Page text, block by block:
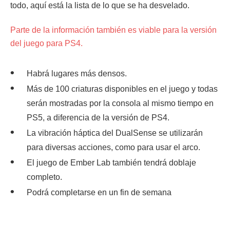
todo, aquí está la lista de lo que se ha desvelado.
Parte de la información también es viable para la versión
del juego para PS4.
Habrá lugares más densos.
Más de 100 criaturas disponibles en el juego y todas
serán mostradas por la consola al mismo tiempo en
PS5, a diferencia de la versión de PS4.
La vibración háptica del DualSense se utilizarán
para diversas acciones, como para usar el arco.
El juego de Ember Lab también tendrá doblaje
completo.
Podrá completarse en un fin de semana